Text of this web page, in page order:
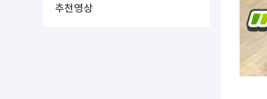
추천영상